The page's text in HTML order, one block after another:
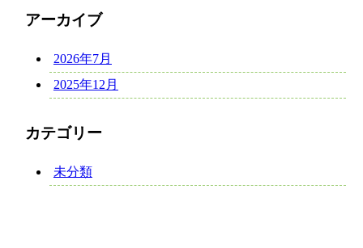
アーカイブ
2026年7月
2025年12月
カテゴリー
未分類